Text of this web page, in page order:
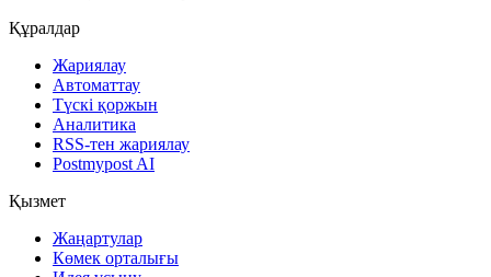
Құралдар
Жариялау
Автоматтау
Түскі қоржын
Аналитика
RSS-тен жариялау
Postmypost AI
Қызмет
Жаңартулар
Көмек орталығы